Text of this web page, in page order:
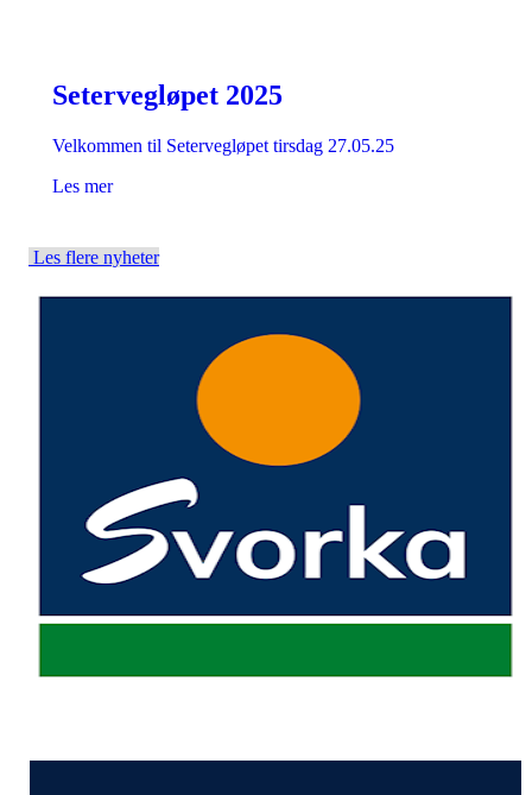
Setervegløpet 2025
Velkommen til Setervegløpet tirsdag 27.05.25
Les mer
Les flere nyheter